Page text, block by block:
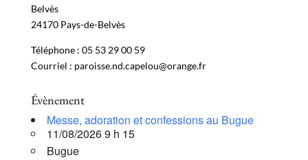
Belvès
24170 Pays-de-Belvès
Téléphone : 05 53 29 00 59
Courriel : paroisse.nd.capelou@orange.fr
Évènement
Messe, adoration et confessions au Bugue
11/08/2026 9 h 15
Bugue